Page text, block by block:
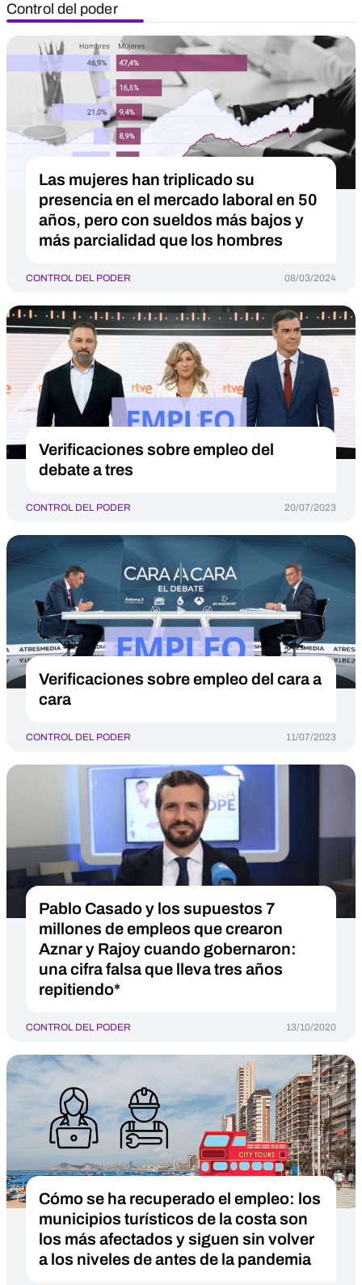
Control del poder
Las mujeres han triplicado su
presencia en el mercado laboral en 50
años, pero con sueldos más bajos y
más parcialidad que los hombres
CONTROL DEL PODER 08/03/2024
Verificaciones sobre empleo del
debate a tres
CONTROL DEL PODER 20/07/2023
Verificaciones sobre empleo del cara a
cara
CONTROL DEL PODER 11/07/2023
Pablo Casado y los supuestos 7
millones de empleos que crearon
Aznar y Rajoy cuando gobernaron:
una cifra falsa que lleva tres años
repitiendo*
CONTROL DEL PODER 13/10/2020
Cómo se ha recuperado el empleo: los
municipios turísticos de la costa son
los más afectados y siguen sin volver
a los niveles de antes de la pandemia